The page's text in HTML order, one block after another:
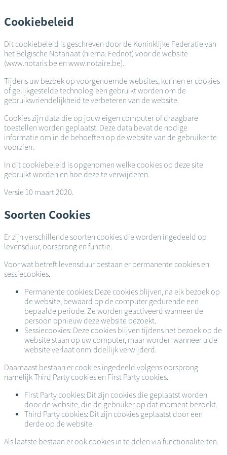
en
naar
inhoud
gaan
Cookiebeleid
Dit cookiebeleid is geschreven door de Koninklijke Federatie van
het Belgische Notariaat (hierna: Fednot) voor de website
(www.notaris.be en www.notaire.be).
Tijdens uw bezoek op voorgenoemde websites, kunnen er cookies
of gelijkgestelde technologieën gebruikt worden om de
gebruiksvriendelijkheid te verbeteren van de website.
Cookies zijn data die op jouw eigen computer of draagbare
toestellen worden geplaatst. Deze data bevat de nodige
informatie om in de behoeften op de website van de gebruiker te
voorzien.
In dit cookiebeleid is opgenomen welke cookies op deze site
gebruikt worden en hoe deze te verwijderen.
Versie 10 maart 2020.
Soorten Cookies
Er zijn verschillende soorten cookies die worden ingedeeld op
levensduur, oorsprong en functie.
Voor wat betreft levensduur bestaan er permanente cookies en
sessiecookies.
Permanente cookies: Deze cookies blijven, na elk bezoek op
de website, bewaard op de computer gedurende een
bepaalde periode. Ze worden geactiveerd wanneer de
persoon opnieuw deze website bezoekt.
Sessiecookies: Deze cookies blijven tijdens het bezoek op de
website staan op uw computer, maar worden wanneer u de
website verlaat onmiddellijk verwijderd.
Daarnaast bestaan er cookies ingedeeld volgens oorsprong
namelijk Third Party cookies en First Party cookies.
First Party cookies: Dit zijn cookies die geplaatst worden
door de website, die de gebruiker op dat moment bezoekt.
Third Party cookies: Dit zijn cookies geplaatst door een
derde op de website.
Als laatste bestaan er ook cookies in te delen via functionaliteiten.